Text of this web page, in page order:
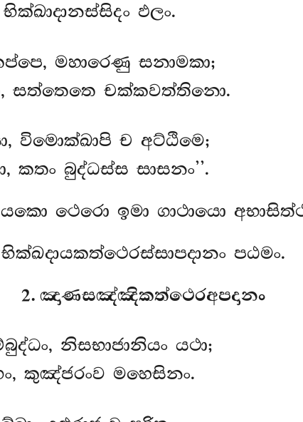
ඵලං.
මහාරෙණු සනාමකා;
සත්තෙතෙ චක්කවත්තිනො.
විමොක්ඛාපි ච අට්ඨිමෙ;
බුද්ධස්ස සාසනං’’.
ථෙරො ඉමා ගාථායො
භික්ඛදායකත්ථෙරස්සාපදානං පඨමං.
2. ඤාණසඤ්ඤිකත්ථෙරඅපදානං
නිසභාජානියං යථා;
කුඤ්ජරංව මහෙසිනං.